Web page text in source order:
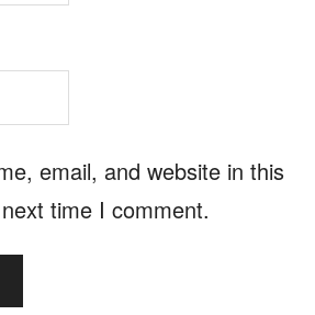
email, and website in this
time I comment.